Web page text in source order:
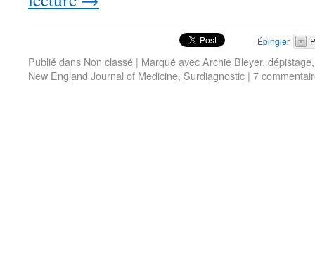
Épingler
Publié dans Non classé | Marqué avecArchie Bleyer, dépistage
New England Journal of Medicine, Surdiagnostic | 7